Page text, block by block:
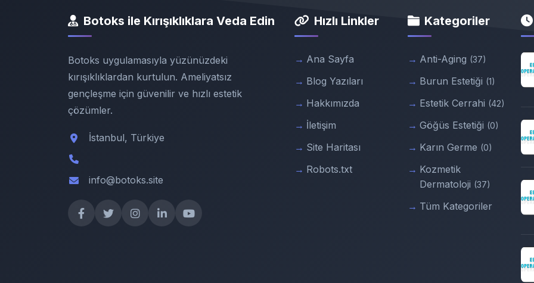
Botoks ile Kırışıklıklara Veda Edin
Botoks uygulamasıyla yüzünüzdeki
kırışıklıklardan kurtulun. Ameliyatsız
gençleşme için güvenilir ve hızlı estetik
çözümler.
İstanbul, Türkiye
info@botoks.site
Hızlı Linkler
Ana Sayfa
Blog Yazıları
Hakkımızda
İletişim
Site Haritası
Robots.txt
Kategoriler
Anti-Aging (37)
Burun Estetiği (1)
Estetik Cerrahi (42)
Göğüs Estetiği (0)
Karın Germe (0)
Kozmetik
Dermatoloji (37)
Tüm Kategoriler